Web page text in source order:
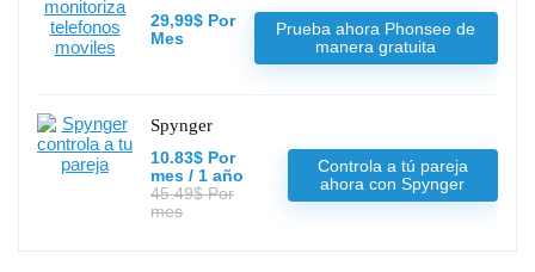
29,99$ Por
Mes
Prueba ahora Phonsee de
manera gratuita
Spynger
10.83$ Por
mes / 1 año
45.49$ Por
mes
Controla a tú pareja
ahora con Spynger